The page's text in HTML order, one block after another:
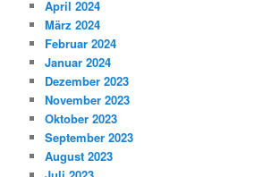
April 2024
März 2024
Februar 2024
Januar 2024
Dezember 2023
November 2023
Oktober 2023
September 2023
August 2023